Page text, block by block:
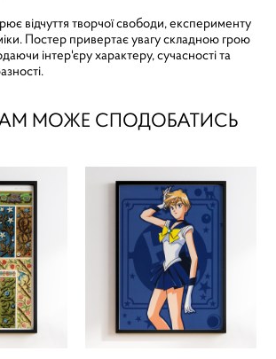
відчуття творчої свободи, експерименту
Постер привертає увагу складною грою
інтер'єру характеру, сучасності та
МОЖЕ СПОДОБАТИСЬ